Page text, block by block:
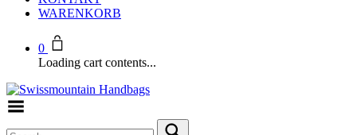
WARENKORB
0
Loading cart contents...